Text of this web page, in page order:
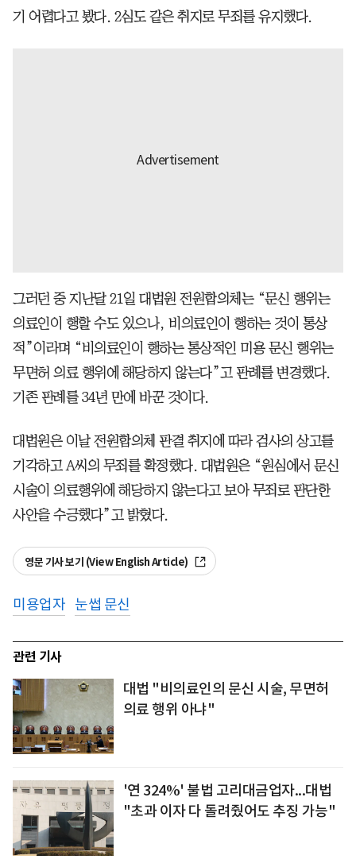
기 어렵다고 봤다. 2심도 같은 취지로 무죄를 유지했다.
그러던 중 지난달 21일 대법원 전원합의체는 “문신 행위는
의료인이 행할 수도 있으나, 비의료인이 행하는 것이 통상
적”이라며 “비의료인이 행하는 통상적인 미용 문신 행위는
무면허 의료 행위에 해당하지 않는다”고 판례를 변경했다.
기존 판례를 34년 만에 바꾼 것이다.
대법원은 이날 전원합의체 판결 취지에 따라 검사의 상고를
기각하고 A씨의 무죄를 확정했다. 대법원은 “원심에서 문신
시술이 의료행위에 해당하지 않는다고 보아 무죄로 판단한
사안을 수긍했다”고 밝혔다.
영문 기사 보기 (View English Article)
미용업자 눈썹 문신
관련 기사
대법 "비의료인의 문신 시술, 무면허
의료 행위 아냐"
'연 324%' 불법 고리대금업자...대법
"초과 이자 다 돌려줬어도 추징 가능"